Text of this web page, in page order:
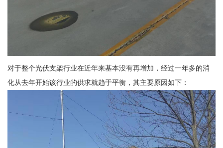
对于整个光伏支架行业在近年来基本没有再增加，经过一年多的消
化从去年开始该行业的供求就趋于平衡，其主要原因如下：